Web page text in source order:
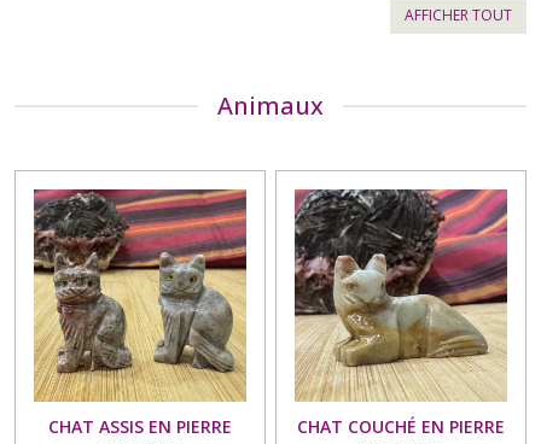
AFFICHER TOUT
Animaux
CHAT ASSIS EN PIERRE
CHAT COUCHÉ EN PIERRE